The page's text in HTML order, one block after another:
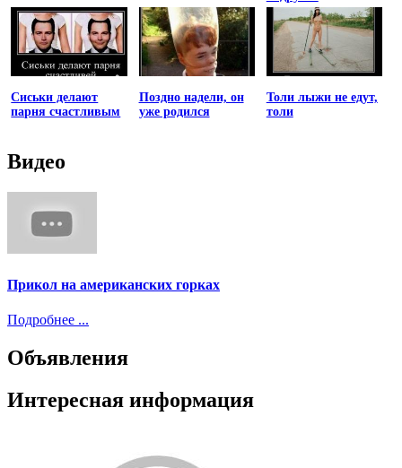
Сиськи делают
парня счастливым
Поздно надели, он
уже родился
Толи лыжи не едут,
толи
Видео
Прикол на американских горках
Подробнее ...
Объявления
Интересная информация